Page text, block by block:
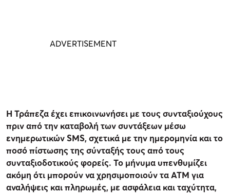
Η Τράπεζα έχει επικοινωνήσει με τους συνταξιούχους
πριν από την καταβολή των συντάξεων μέσω
ενημερωτικών SMS, σχετικά με την ημερομηνία και το
ποσό πίστωσης της σύνταξής τους από τους
συνταξιοδοτικούς φορείς. Το μήνυμα υπενθυμίζει
ακόμη ότι μπορούν να χρησιμοποιούν τα ATM για
αναλήψεις και πληρωμές, με ασφάλεια και ταχύτητα,